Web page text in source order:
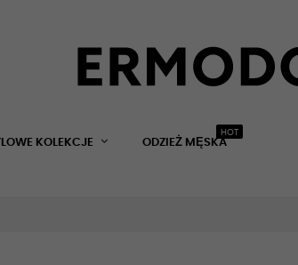
KOLEKCJE ODZIEŻ MĘSKA
HOT